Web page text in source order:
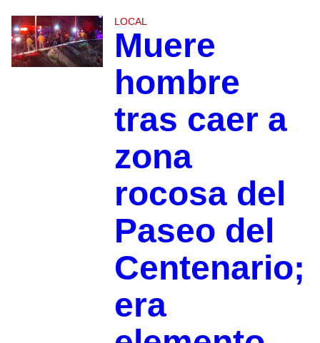
LOCAL
Muere
hombre
tras caer a
zona
rocosa del
Paseo del
Centenario;
era